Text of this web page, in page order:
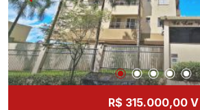
R$ 315.000,00 V